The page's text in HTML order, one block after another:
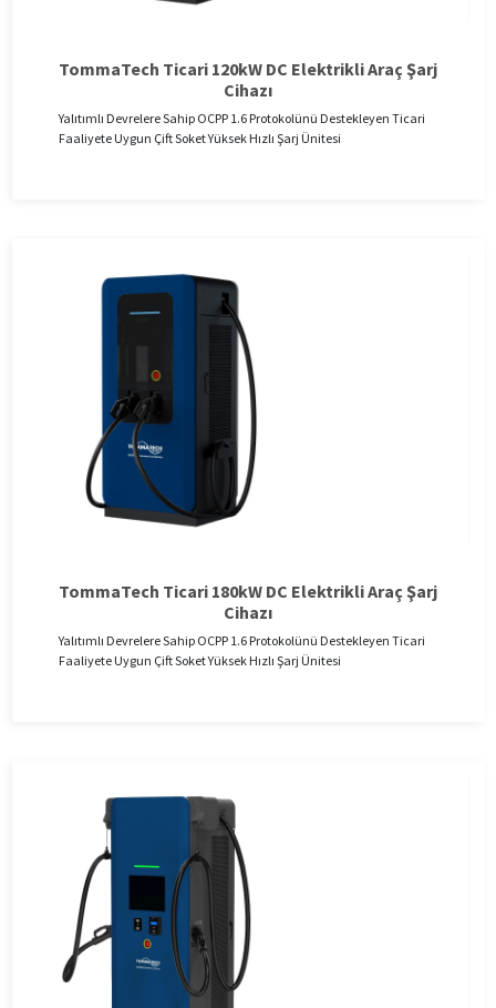
TommaTech Ticari 120kW DC Elektrikli Araç Şarj
Cihazı
Yalıtımlı Devrelere Sahip OCPP 1.6 Protokolünü Destekleyen Ticari
Faaliyete Uygun Çift Soket Yüksek Hızlı Şarj Ünitesi
TommaTech Ticari 180kW DC Elektrikli Araç Şarj
Cihazı
Yalıtımlı Devrelere Sahip OCPP 1.6 Protokolünü Destekleyen Ticari
Faaliyete Uygun Çift Soket Yüksek Hızlı Şarj Ünitesi